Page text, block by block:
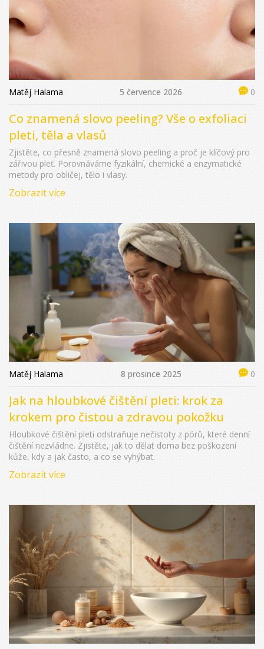
Matěj Halama 5 července 2026 0
Co znamená slovo peeling? Vše o exfoliaci
pleti, těla a vlasů
Zjistěte, co přesně znamená slovo peeling a proč je klíčový pro
zářivou pleť. Porovnáváme fyzikální, chemické a enzymatické
metody pro obličej, tělo i vlasy.
Zobrazit více
Matěj Halama 8 prosince 2025 0
Jak na hloubkové čištění pleti: krok za
krokem pro čistou a zdravou pokožku
Hloubkové čištění pleti odstraňuje nečistoty z pórů, které denní
čištění nezvládne. Zjistěte, jak to dělat doma bez poškození
kůže, kdy a jak často, a co se vyhýbat.
Zobrazit více